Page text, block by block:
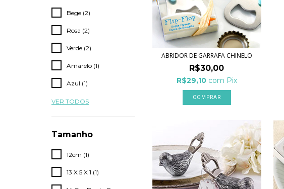
Bege (2)
Rosa (2)
Verde (2)
Amarelo (1)
Azul (1)
VER TODOS
Tamanho
12cm (1)
13 X 5 X 1 (1)
ABRIDOR DE GARRAFA CHINELO
R$30,00
R$29,10 com Pix
COMPRAR